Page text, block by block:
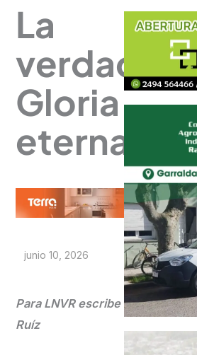
La
verdadera
Gloria
eterna
junio 10, 2026
Para LNVR escribe Elías
Ruíz